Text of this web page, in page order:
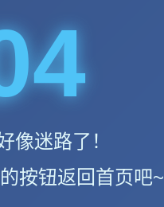
像迷路了！
按钮返回首页吧~